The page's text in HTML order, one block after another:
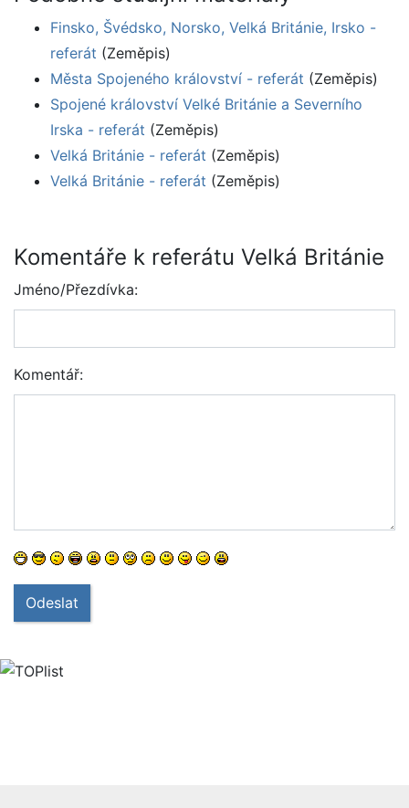
Finsko, Švédsko, Norsko, Velká Británie, Irsko -
referát (Zeměpis)
Města Spojeného království - referát (Zeměpis)
Spojené království Velké Británie a Severního
Irska - referát (Zeměpis)
Velká Británie - referát (Zeměpis)
Velká Británie - referát (Zeměpis)
Komentáře k referátu Velká Británie
Jméno/Přezdívka:
Komentář:
Odeslat